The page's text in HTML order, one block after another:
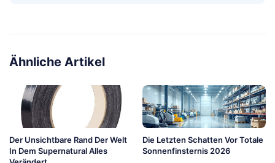
Ähnliche Artikel
Der Unsichtbare Rand Der Welt
In Dem Supernatural Alles
Die Letzten Schatten Vor Totale
Sonnenfinsternis 2026